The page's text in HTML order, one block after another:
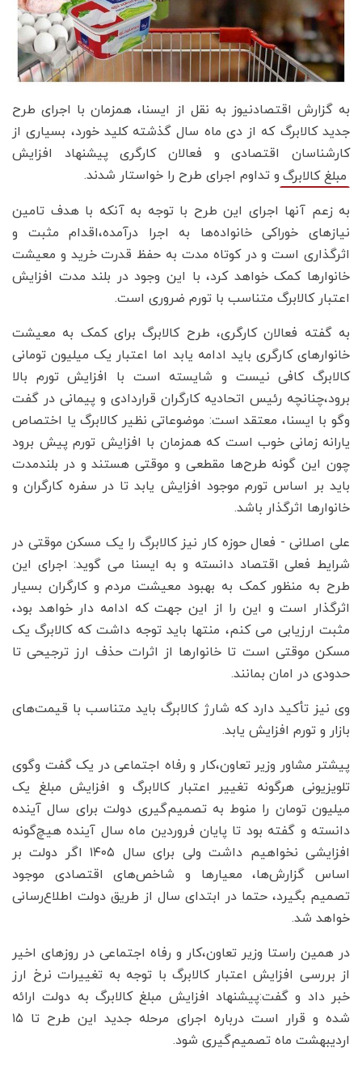
به گزارش اقتصادنیوز به نقل از ایسنا، همزمان با اجرای طرح
جدید کالابرگ که از دی ماه سال گذشته کلید خورد، بسیاری از
کارشناسان اقتصادی و فعالان کارگری پیشنهاد افزایش
مبلغ کالابرگ و تداوم اجرای طرح را خواستار شدند.
به زعم آنها اجرای این طرح با توجه به آنکه با هدف تامین
نیازهای خوراکی خانواده‌ها به اجرا درآمده،اقدام مثبت و
اثرگذاری است و در کوتاه مدت به حفظ قدرت خرید و معیشت
خانوارها کمک خواهد کرد، با این وجود در بلند مدت افزایش
اعتبار کالابرگ متناسب با تورم ضروری است.
به گفته فعالان کارگری، طرح کالابرگ برای کمک به معیشت
خانوارهای کارگری باید ادامه یابد اما اعتبار یک میلیون تومانی
کالابرگ کافی نیست و شایسته است با افزایش تورم بالا
برود،چنانچه رئیس اتحادیه کارگران قراردادی و پیمانی در گفت
وگو با ایسنا، معتقد است: موضوعاتی نظیر کالابرگ یا اختصاص
یارانه زمانی خوب است که همزمان با افزایش تورم پیش برود
چون این گونه طرح‌ها مقطعی و موقتی هستند و در بلندمدت
باید بر اساس تورم موجود افزایش یابد تا در سفره کارگران و
خانوارها اثرگذار باشد.
علی اصلانی - فعال حوزه کار نیز کالابرگ را یک مسکن موقتی در
شرایط فعلی اقتصاد دانسته و به ایسنا می گوید: اجرای این
طرح به منظور کمک به بهبود معیشت مردم و کارگران بسیار
اثرگذار است و این را از این جهت که ادامه دار خواهد بود،
مثبت ارزیابی می کنم، منتها باید توجه داشت که کالابرگ یک
مسکن موقتی است تا خانوارها از اثرات حذف ارز ترجیحی تا
حدودی در امان بمانند.
وی نیز تأکید دارد که شارژ کالابرگ باید متناسب با قیمت‌های
بازار و تورم افزایش یابد.
پیشتر مشاور وزیر تعاون،کار و رفاه اجتماعی در یک گفت وگوی
تلویزیونی هرگونه تغییر اعتبار کالابرگ و افزایش مبلغ یک
میلیون تومان را منوط به تصمیم‌گیری دولت برای سال آینده
دانسته و گفته بود تا پایان فروردین ماه سال آینده هیچ‌گونه
افزایشی نخواهیم داشت ولی برای سال ۱۴۰۵ اگر دولت بر
اساس گزارش‌ها، معیارها و شاخص‌های اقتصادی موجود
تصمیم بگیرد، حتما در ابتدای سال از طریق دولت اطلاع‌رسانی
خواهد شد.
در همین راستا وزیر تعاون،کار و رفاه اجتماعی در روزهای اخیر
از بررسی افزایش اعتبار کالابرگ با توجه به تغییرات نرخ ارز
خبر داد و گفت:پیشنهاد افزایش مبلغ کالابرگ به دولت ارائه
شده و قرار است درباره اجرای مرحله جدید این طرح تا ۱۵
اردیبهشت ماه تصمیم‌گیری شود.